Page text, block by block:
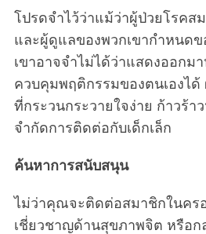
โปรดจำไว้ว่าแม้ว่าผู้ป่วยโรคส
และผู้ดูแลของพวกเขากำหนด
เขาอาจจำไม่ได้ว่าแสดงออกม
ควบคุมพฤติกรรมของตนเองได้
ที่กระวนกระวายใจง่าย ก้าวร้า
จำกัดการติดต่อกับเด็กเล็ก
ค้นหาการสนับสนุน
ไม่ว่าคุณจะติดต่อสมาชิกในคร
เชี่ยวชาญด้านสุขภาพจิต หรือ